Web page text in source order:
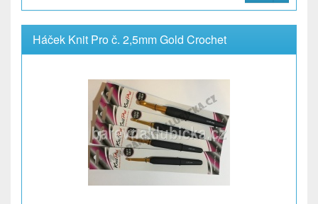
Háček Knit Pro č. 2,5mm Gold Crochet